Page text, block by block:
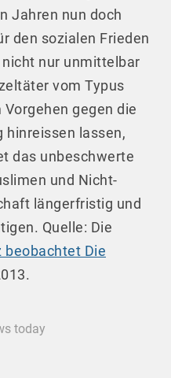
Jahren nun doch
den sozialen Frieden
nur unmittelbar
vom Typus
gegen die
hinreissen lassen,
das unbeschwerte
und Nicht-
längerfristig und
Quelle: Die
beobachtet Die
today